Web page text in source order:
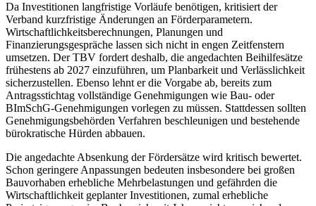
Da Investitionen langfristige Vorläufe benötigen, kritisiert der
Verband kurzfristige Änderungen an Förderparametern.
Wirtschaftlichkeitsberechnungen, Planungen und
Finanzierungsgespräche lassen sich nicht in engen Zeitfenstern
umsetzen. Der TBV fordert deshalb, die angedachten Beihilfesätze
frühestens ab 2027 einzuführen, um Planbarkeit und Verlässlichkeit
sicherzustellen. Ebenso lehnt er die Vorgabe ab, bereits zum
Antragsstichtag vollständige Genehmigungen wie Bau- oder
BImSchG-Genehmigungen vorlegen zu müssen. Stattdessen sollten
Genehmigungsbehörden Verfahren beschleunigen und bestehende
bürokratische Hürden abbauen.
Die angedachte Absenkung der Fördersätze wird kritisch bewertet.
Schon geringere Anpassungen bedeuten insbesondere bei großen
Bauvorhaben erhebliche Mehrbelastungen und gefährden die
Wirtschaftlichkeit geplanter Investitionen, zumal erhebliche